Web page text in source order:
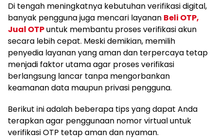
Di tengah meningkatnya kebutuhan verifikasi digital,
banyak pengguna juga mencari layanan Beli OTP,
Jual OTPuntuk membantu proses verifikasi akun
secara lebih cepat. Meski demikian, memilih
penyedia layanan yang aman dan terpercaya tetap
menjadi faktor utama agar proses verifikasi
berlangsung lancar tanpa mengorbankan
keamanan data maupun privasi pengguna.
Berikut ini adalah beberapa tips yang dapat Anda
terapkan agar penggunaan nomor virtual untuk
verifikasi OTP tetap aman dan nyaman.